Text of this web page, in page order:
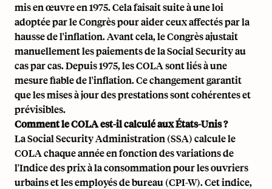
mis en œuvre en 1975. Cela faisait suite à une loi
adoptée par le Congrès pour aider ceux affectés par la
hausse de l'inflation. Avant cela, le Congrès ajustait
manuellement les paiements de la Social Security au
cas par cas. Depuis 1975, les COLA sont liés à une
mesure fiable de l'inflation. Ce changement garantit
que les mises à jour des prestations sont cohérentes et
prévisibles.
Comment le COLA est-il calculé aux États-Unis ?
LaSocial Security Administration (SSA)calcule le
COLA chaque année en fonction des variations de
l'Indice des prix à la consommation pour les ouvriers
urbains et les employés de bureau (CPI-W). Cet indice,